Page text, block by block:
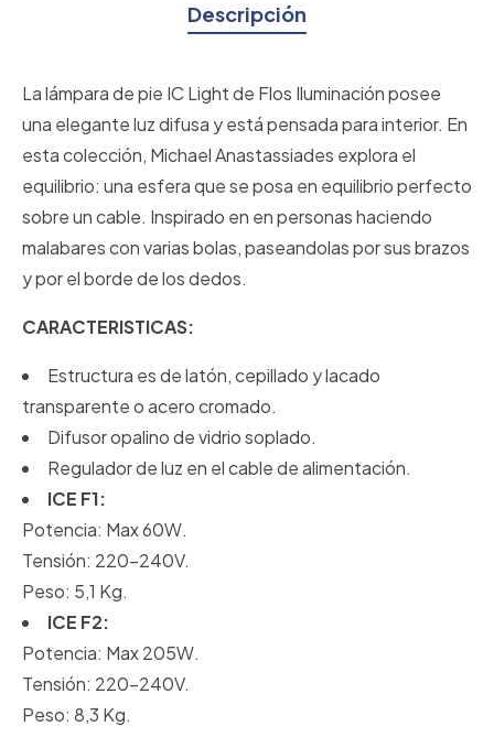
Descripción
La lámpara de pie IC Light de Flos Iluminación posee
una elegante luz difusa y está pensada para interior. En
esta colección, Michael Anastassiades explora el
equilibrio: una esfera que se posa en equilibrio perfecto
sobre un cable. Inspirado en en personas haciendo
malabares con varias bolas, paseandolas por sus brazos
y por el borde de los dedos.
CARACTERISTICAS:
Estructura es de latón, cepillado y lacado
transparente o acero cromado.
Difusor opalino de vidrio soplado.
Regulador de luz en el cable de alimentación.
ICE F1:
Potencia: Max 60W.
Tensión: 220-240V.
Peso: 5,1 Kg.
ICE F2:
Potencia: Max 205W.
Tensión: 220-240V.
Peso: 8,3 Kg.